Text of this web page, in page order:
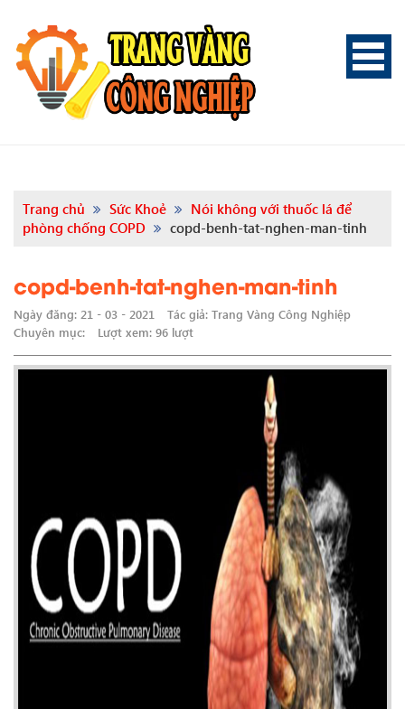
Trang chủ Sức Khoẻ
Nói không với thuốc lá để
phòng chống COPD
copd-benh-tat-nghen-man-tinh
copd-benh-tat-nghen-man-tinh
Ngày đăng: 21 - 03 - 2021
Tác giả: Trang Vàng Công Nghiệp
Chuyên mục:
Lượt xem: 96 lượt